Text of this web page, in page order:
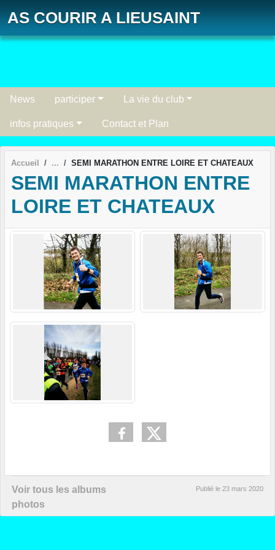
AS COURIR A LIEUSAINT
News participer La vie du club
infos pratiques Contact et Plan
Accueil SEMI MARATHON ENTRE LOIRE ET CHATEAUX
SEMI MARATHON ENTRE
LOIRE ET CHATEAUX
Voir tous les albums
photos
Publié le 23 mars 2020